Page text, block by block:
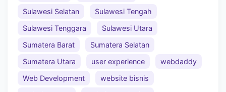
Sulawesi Selatan
Sulawesi Tengah
Sulawesi Tenggara
Sulawesi Utara
Sumatera Barat
Sumatera Selatan
Sumatera Utara
user experience
webdaddy
Web Development
website bisnis